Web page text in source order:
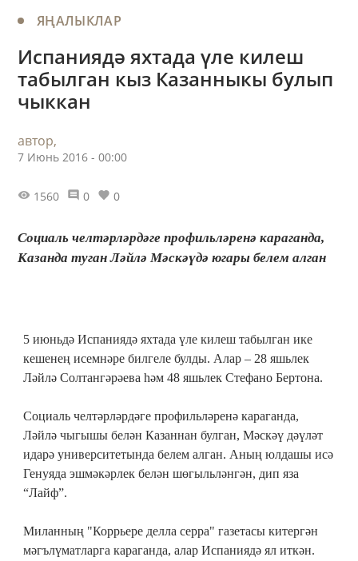
ЯҢАЛЫКЛАР
Испаниядә яхтада үле килеш
табылган кыз Казанныкы булып
чыккан
автор,
7 Июнь 2016 - 00:00
1560 0 0
Социаль челтәрләрдәге профильләренә караганда,
Казанда туган Ләйлә Мәскәүдә югары белем алган
5 июньдә Испаниядә яхтада үле килеш табылган ике
кешенең исемнәре билгеле булды. Алар – 28 яшьлек
Ләйлә Солтангәрәева һәм 48 яшьлек Стефано Бертона.
Социаль челтәрләрдәге профильләренә караганда,
Ләйлә чыгышы белән Казаннан булган, Мәскәү дәүләт
идарә университетында белем алган. Аның юлдашы исә
Генуяда эшмәкәрлек белән шөгыльләнгән, дип яза
“Лайф”.
Миланның "Коррьере делла серра" газетасы китергән
мәгълүматларга караганда, алар Испаниядә ял иткән.